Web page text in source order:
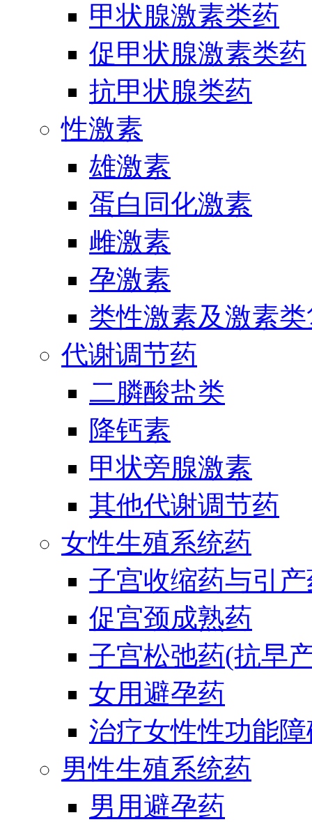
甲状腺激素类药
促甲状腺激素类药
抗甲状腺类药
性激素
雄激素
蛋白同化激素
雌激素
孕激素
类性激素及激素
代谢调节药
二膦酸盐类
降钙素
甲状旁腺激素
其他代谢调节药
女性生殖系统药
子宫收缩药与引
促宫颈成熟药
子宫松弛药(抗早
女用避孕药
治疗女性性功能
男性生殖系统药
男用避孕药